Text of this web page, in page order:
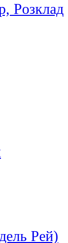
Poзклад
Рей)